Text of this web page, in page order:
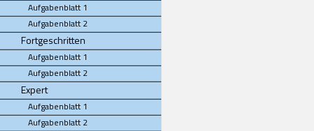
Aufgabenblatt 1
Aufgabenblatt 2
Fortgeschritten
Aufgabenblatt 1
Aufgabenblatt 2
Expert
Aufgabenblatt 1
Aufgabenblatt 2